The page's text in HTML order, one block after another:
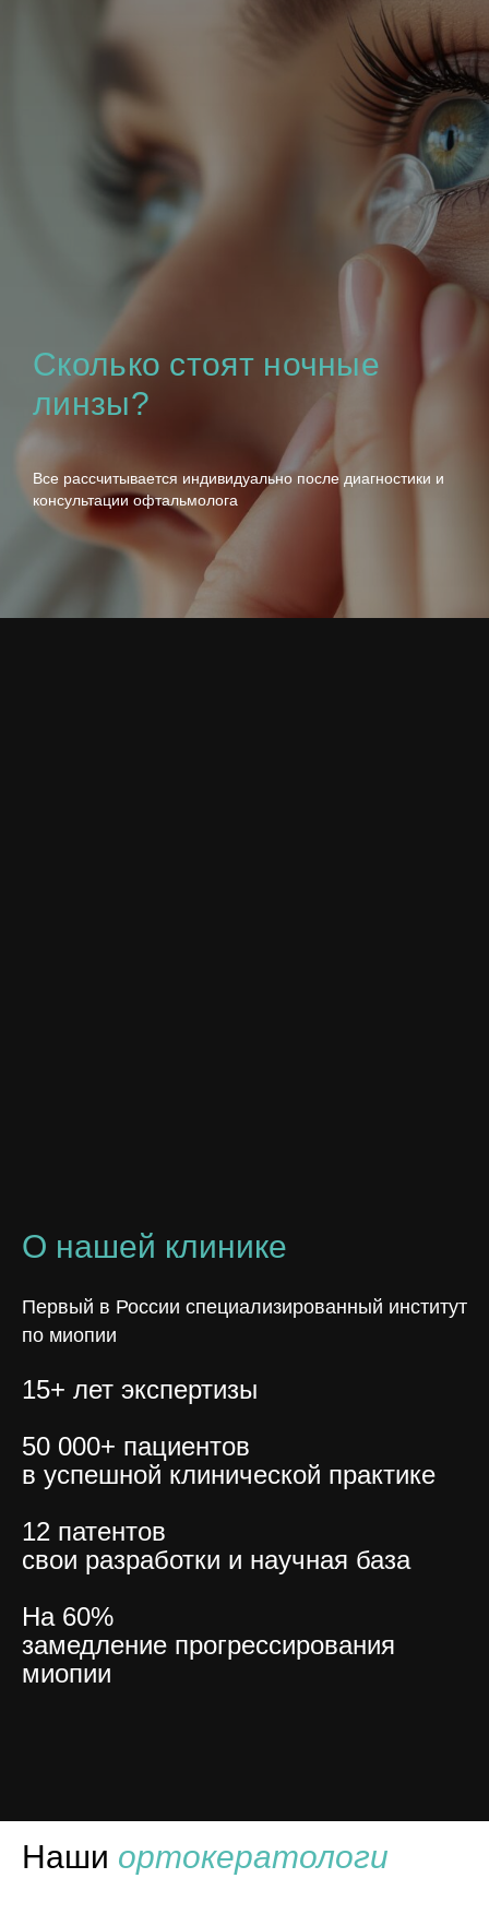
Сколько стоят ночные
линзы?
Все рассчитывается индивидуально после диагностики и
консультации офтальмолога
О нашей клинике
Первый в России специализированный институт
по миопии
15+ лет экспертизы
50 000+ пациентов
в успешной клинической практике
12 патентов
свои разработки и научная база
На 60%
замедление прогрессирования
миопии
Наши ортокератологи